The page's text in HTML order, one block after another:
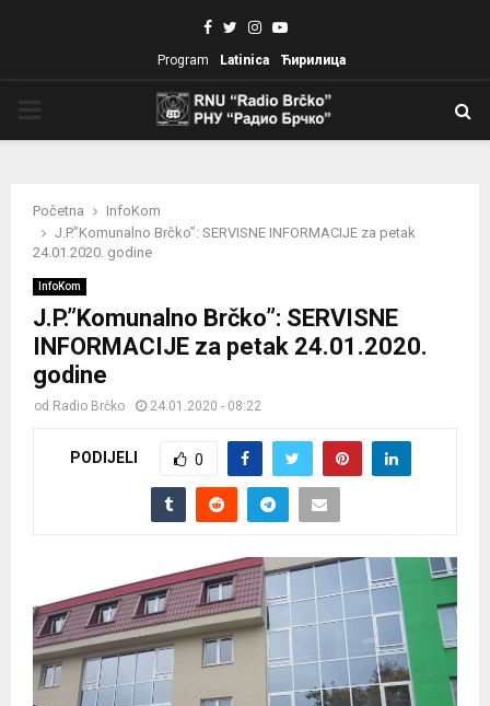
Facebook
TwitterInstagram
Youtube
Program Latinica Ћирилица
Početna
InfoKom
J.P.”Komunalno Brčko”: SERVISNE INFORMACIJE za petak
24.01.2020. godine
InfoKom
J.P.”Komunalno Brčko”: SERVISNE
INFORMACIJE za petak 24.01.2020.
godine
od Radio Brčko 24.01.2020 - 08:22
PODIJELI 0